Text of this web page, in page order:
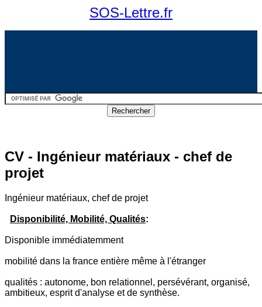
SOS-Lettre.fr
CV - Ingénieur matériaux - chef de
projet
Ingénieur matériaux, chef de projet
Disponibilité, Mobilité, Qualités:
Disponible immédiatemment
mobilité dans la france entière même à l'étranger
qualités : autonome, bon relationnel, persévérant, organisé,
ambitieux, esprit d'analyse et de synthèse.